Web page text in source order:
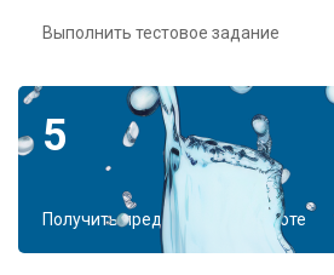
Выполнить тестовое задание
5
Получить предложение о работе